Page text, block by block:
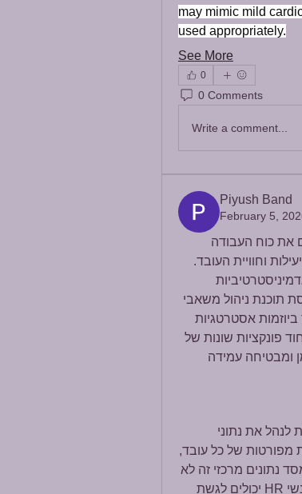
may mimic mild
used appropriately.
See More
0
0 Comments
Write a comment...
Piyush Band
February 5,